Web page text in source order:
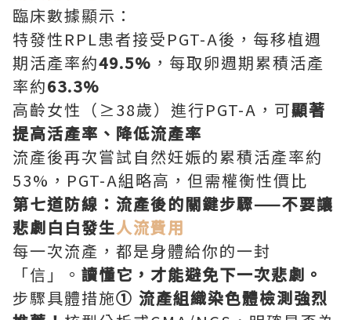
臨床數據顯示：
特發性RPL患者接受PGT-A後，每移植週
期活產率約49.5% ，每取卵週期累積活產
率約63.3%
高齡女性（≥38歲）進行PGT-A，可顯著
提高活產率、降低流產率
流產後再次嘗試自然妊娠的累積活產率約
53%，PGT-A組略高，但需權衡性價比
第七道防線：流產後的關鍵步驟——不要讓
悲劇白白發生人流費用
每一次流產，都是身體給你的一封
「信」。 讀懂它，才能避免下一次悲劇。
步驟具體措施① 流產組織染色體檢測強烈